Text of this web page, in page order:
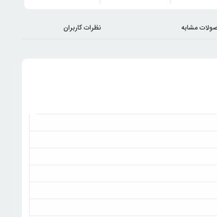
مشابه نظرات کاربران